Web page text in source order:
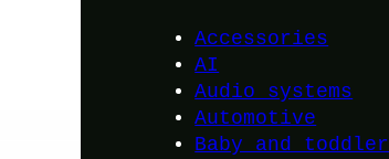
Accessories
AI
Audio systems
Automotive
Baby and toddler